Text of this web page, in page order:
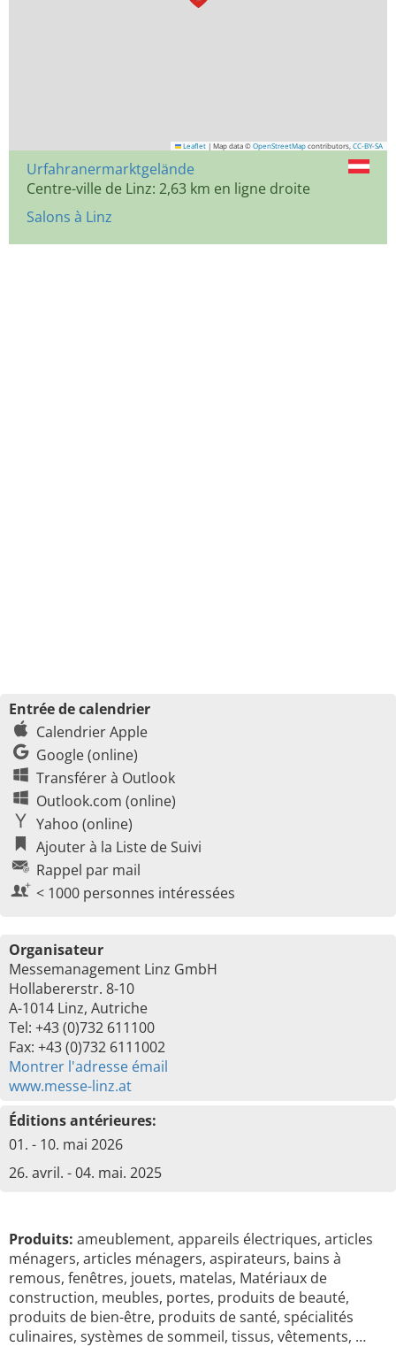
Leaflet | Map data © OpenStreetMap contributors, CC-BY-SA
Urfahranermarktgelände
Centre-ville de Linz: 2,63 km en ligne droite
Salons à Linz
Entrée de calendrier
Calendrier Apple
Google (online)
Transférer à Outlook
Outlook.com (online)
Yahoo (online)
Ajouter à la Liste de Suivi
Rappel par mail
< 1000 personnes intéressées
Organisateur
Messemanagement Linz GmbH
Hollabererstr. 8-10
A-1014 Linz, Autriche
Tel: +43 (0)732 611100
Fax: +43 (0)732 6111002
Montrer l'adresse émail
www.messe-linz.at
Éditions antérieures:
01. - 10. mai 2026
26. avril. - 04. mai. 2025
Produits: ameublement, appareils électriques, articles
ménagers, articles ménagers, aspirateurs, bains à
remous, fenêtres, jouets, matelas, Matériaux de
construction, meubles, portes, produits de beauté,
produits de bien-être, produits de santé, spécialités
culinaires, systèmes de sommeil, tissus, vêtements, …